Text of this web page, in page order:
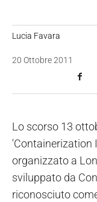
Lucia Favara
20 Ottobre 2011
Lo scorso 13
'Containerization
organizzato a
sviluppato da
riconosciuto